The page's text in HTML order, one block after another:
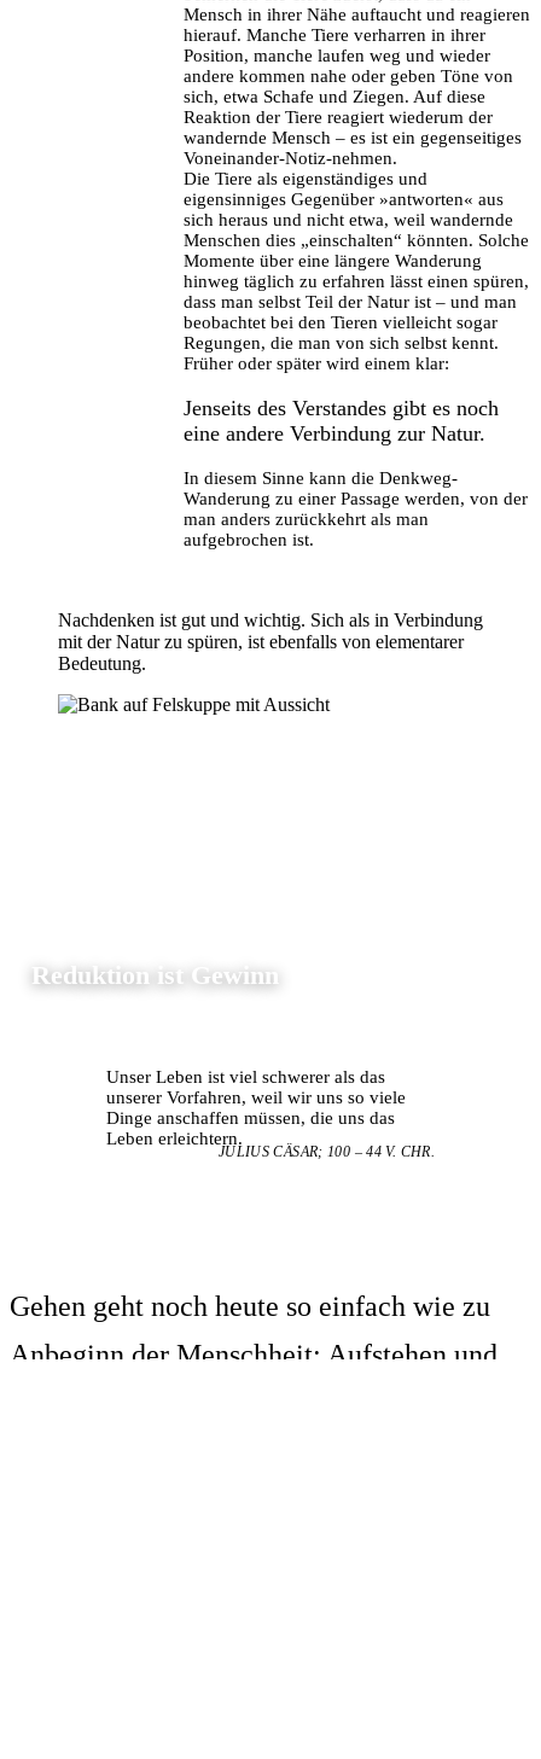
Mensch in ihrer Nähe auftaucht und reagieren
hierauf. Manche Tiere verharren in ihrer
Position, manche laufen weg und wieder
andere kommen nahe oder geben Töne von
sich, etwa Schafe und Ziegen. Auf diese
Reaktion der Tiere reagiert wiederum der
wandernde Mensch – es ist ein gegenseitiges
Voneinander-Notiz-nehmen.
Die Tiere als eigenständiges und
eigensinniges Gegenüber »antworten« aus
sich heraus und nicht etwa, weil wandernde
Menschen dies „einschalten“ könnten. Solche
Momente über eine längere Wanderung
hinweg täglich zu erfahren lässt einen spüren,
dass man selbst Teil der Natur ist – und man
beobachtet bei den Tieren vielleicht sogar
Regungen, die man von sich selbst kennt.
Früher oder später wird einem klar:
Jenseits des Verstandes gibt es noch
eine andere Verbindung zur Natur.
In diesem Sinne kann die Denkweg-
Wanderung zu einer Passage werden, von der
man anders zurückkehrt als man
aufgebrochen ist.
Nachdenken ist gut und wichtig. Sich als in Verbindung
mit der Natur zu spüren, ist ebenfalls von elementarer
Bedeutung.
Reduktion ist Gewinn
Unser Leben ist viel schwerer als das
unserer Vorfahren, weil wir uns so viele
Dinge anschaffen müssen, die uns das
Leben erleichtern.
JULIUS CÄSAR; 100 – 44 V. CHR.
Gehen geht noch heute so einfach wie zu
Anbeginn der Menschheit: Aufstehen und